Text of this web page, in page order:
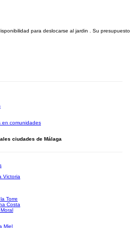
para deslocarse al jardin . Su presupuesto
en comunidades
ciudades de Málaga
Victoria
Torre
Costa
Miel